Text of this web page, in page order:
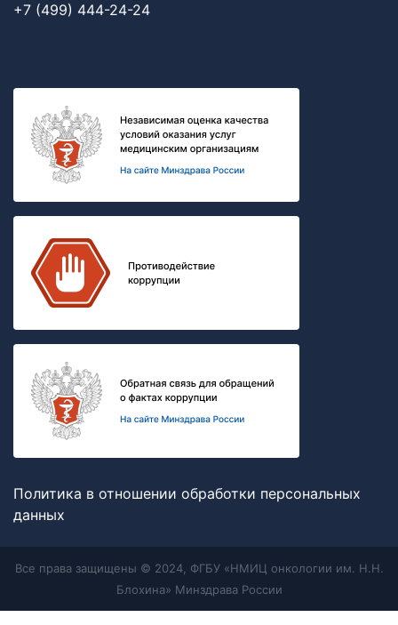
+7 (499) 444-24-24
Политика в отношении обработки персональных
данных
Все права защищены © 2024, ФГБУ «НМИЦ онкологии им. Н.Н.
Блохина» Минздрава России